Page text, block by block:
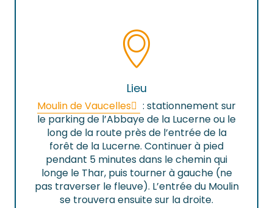
Lieu
Moulin de Vaucelles
: stationnement sur
le parking de l’Abbaye de la Lucerne ou le
long de la route près de l’entrée de la
forêt de la Lucerne. Continuer à pied
pendant 5 minutes dans le chemin qui
longe le Thar, puis tourner à gauche (ne
pas traverser le fleuve). L’entrée du Moulin
se trouvera ensuite sur la droite.